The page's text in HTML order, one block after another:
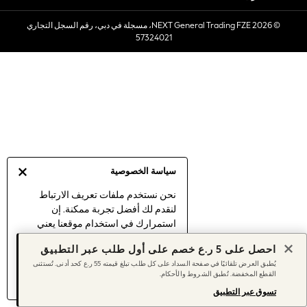
سياسة الخصوصية
نحن نستخدم ملفات تعريف الارتباط
لنقدم لك أفضل تجربة ممكنة. إن
استمرارك في استخدام موقعنا يعني
الارتباط.
اكتشف المزيد عن إدارة إعدادات ملفات
تعريف الارتباط (الكوكيز).
Sets & Outfits
Linen Collection
Women's Holiday Shop
Women's Travel Styles
Linen Collection
Tops & T-Shirts
Cover Ups & Kaftans
Sandals
Swimwear
© 2026 NEXT General Trading FZE، مسجلة في دبي، رقم السجل التجاري
57324021
احصل على 5 ر.ع خصم على أول طلب عبر التطبيق
يُطبق العرض تلقائيًا في صفحة السداد على كل طلب تبلغ قيمته 55 ر.ع كحد أدنى. تُستثنى
القطع المخفضة. تُطبق الشروط والأحكام.
تسوق عبر التطبيق